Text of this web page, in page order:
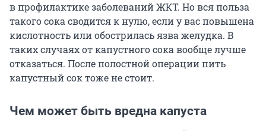
в профилактике заболеваний ЖКТ. Но вся польза
такого сока сводится к нулю, если у вас повышена
кислотность или обострилась язва желудка. В
таких случаях от капустного сока вообще лучше
отказаться. После полостной операции пить
капустный сок тоже не стоит.
Чем может быть вредна капуста